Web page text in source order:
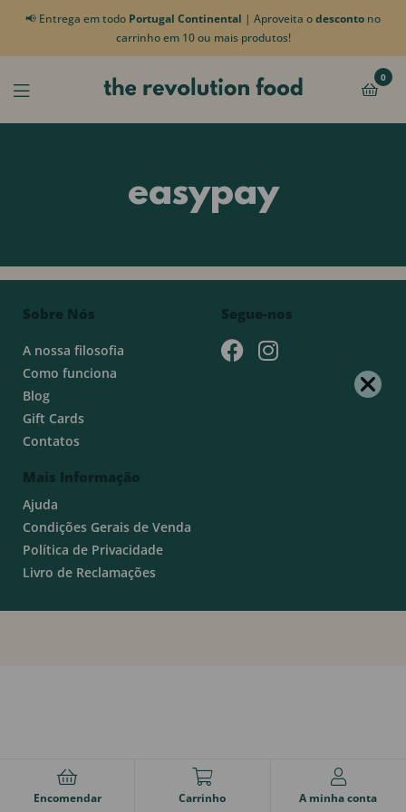
📢 Entrega em todo Portugal Continental | Aproveita odesconto no
carrinho em 10 ou mais produtos!
0
easypay
Sobre Nós
A nossa filosofia
Como funciona
Blog
Gift Cards
Contatos
Mais Informação
Ajuda
Condições Gerais de Venda
Política de Privacidade
Livro de Reclamações
Segue-nos
Encomendar Carrinho A minha conta